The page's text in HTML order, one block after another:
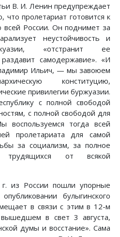
В. И. Ленин предупреждает
пролетариат готовится к
России. Он поднимет за
неустойчивость и
«отстранит ее
самодержавие». «И
Ильич, — мы завоюем
конституцию,
привилегии буржуазии.
с полной свободой
с полной свободой для
воспользуемся тогда всей
пролетариата для самой
за социализм, за полное
трудящихся от всякой
г. из России пошли упорные
булыгинского
в связи с этим в 12-м
в свет 3 августа,
думы и восстание». Сама